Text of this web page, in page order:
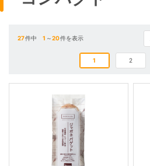
27件中1 ～20件を表示
1 2